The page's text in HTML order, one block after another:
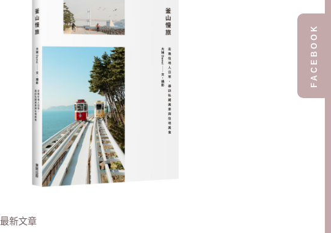
最新文章
FACEBOOK